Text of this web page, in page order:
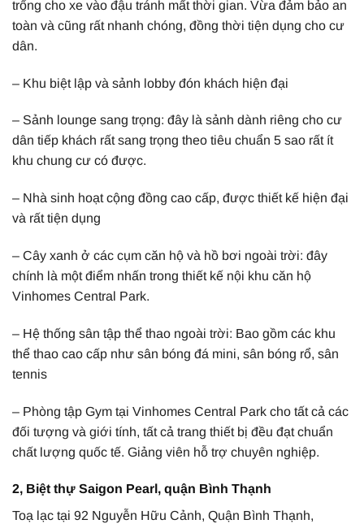
trống cho xe vào đậu tránh mất thời gian. Vừa đảm bảo an
toàn và cũng rất nhanh chóng, đồng thời tiện dụng cho cư
dân.
– Khu biệt lập và sảnh lobby đón khách hiện đại
– Sảnh lounge sang trọng: đây là sảnh dành riêng cho cư
dân tiếp khách rất sang trọng theo tiêu chuẩn 5 sao rất ít
khu chung cư có được.
– Nhà sinh hoạt cộng đồng cao cấp, được thiết kế hiện đại
và rất tiện dụng
– Cây xanh ở các cụm căn hộ và hồ bơi ngoài trời: đây
chính là một điểm nhấn trong thiết kế nội khu căn hộ
Vinhomes Central Park.
– Hệ thống sân tập thể thao ngoài trời: Bao gồm các khu
thể thao cao cấp như sân bóng đá mini, sân bóng rổ, sân
tennis
– Phòng tập Gym tại Vinhomes Central Park cho tất cả các
đối tượng và giới tính, tất cả trang thiết bị đều đạt chuẩn
chất lượng quốc tế. Giảng viên hỗ trợ chuyên nghiệp.
2, Biệt thự Saigon Pearl, quận Bình Thạnh
Toạ lạc tại 92 Nguyễn Hữu Cảnh, Quận Bình Thạnh,